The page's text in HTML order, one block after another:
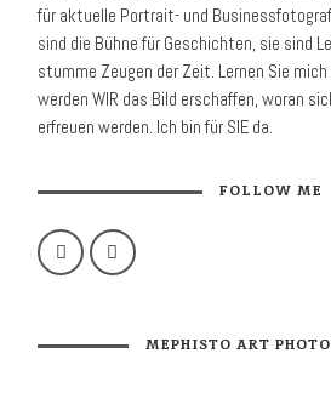
für aktuelle Portrait- und
sind die Bühne für Geschichten, sie sind
stumme Zeugen der Zeit. Lernen Sie
werden WIR das Bild erschaffen, woran
erfreuen werden. Ich bin für SIE da.
FOLLOW ME
MEPHISTO ART